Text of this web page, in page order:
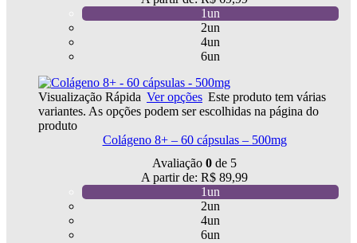
1un
2un
4un
6un
Visualização Rápida Ver opções Este produto tem várias
variantes. As opções podem ser escolhidas na página do
produto
Colágeno 8+ – 60 cápsulas – 500mg
Avaliação 0 de 5
A partir de: R$ 89,99
1un
2un
4un
6un